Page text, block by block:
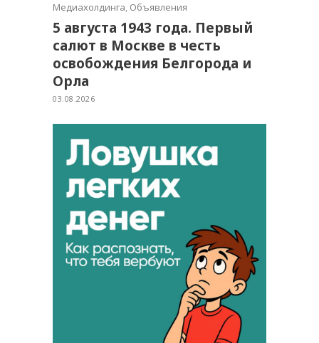
Медиахолдинга, Объявления
5 августа 1943 года. Первый
салют в Москве в честь
освобождения Белгорода и
Орла
03.08.2026